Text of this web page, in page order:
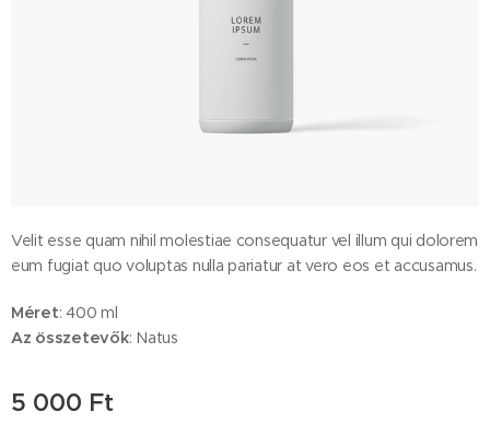
Velit esse quam nihil molestiae consequatur vel illum qui dolorem
eum fugiat quo voluptas nulla pariatur at vero eos et accusamus.
Méret: 400 ml
Az összetevők: Natus
5 000 Ft